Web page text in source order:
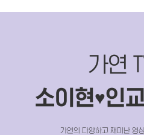
가연
소이현♥인
가연의 다양하고 재미난 영